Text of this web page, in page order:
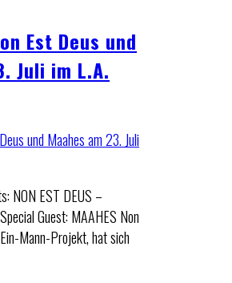
Est Deus und
Juli im L.A.
NON EST DEUS –
Guest: MAAHES Non
Mann-Projekt, hat sich